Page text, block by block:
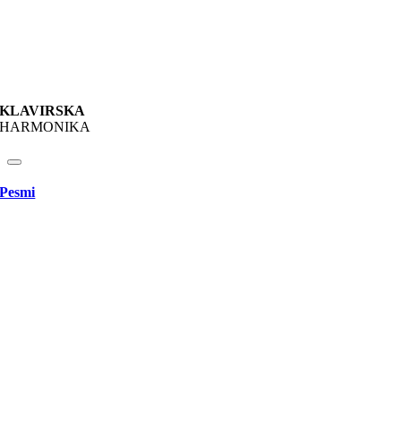
KLAVIRSKA
HARMONIKA
Pesmi